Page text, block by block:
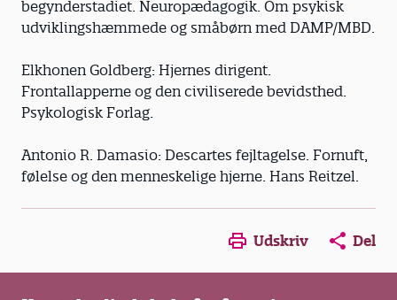
begynderstadiet. Neuropædagogik. Om psykisk
udviklingshæmmede og småbørn med DAMP/MBD.
Elkhonen Goldberg: Hjernes dirigent.
Frontallapperne og den civiliserede bevidsthed.
Psykologisk Forlag.
Antonio R. Damasio: Descartes fejltagelse. Fornuft,
følelse og den menneskelige hjerne. Hans Reitzel.
Opens in a new window
Opens in a new
Opens in
Udskriv Del